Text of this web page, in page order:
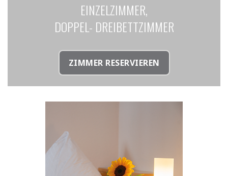
EINZELZIMMER,
DOPPEL- DREIBETTZIMMER
ZIMMER RESERVIEREN